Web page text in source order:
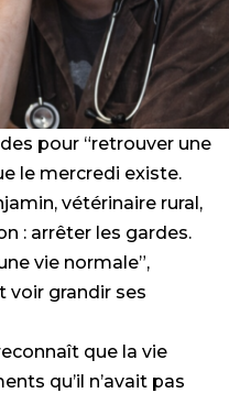
pour “retrouver une
le mercredi existe.
vétérinaire rural,
: arrêter les gardes.
vie normale”,
voir grandir ses
que la vie
qu’il n’avait pas